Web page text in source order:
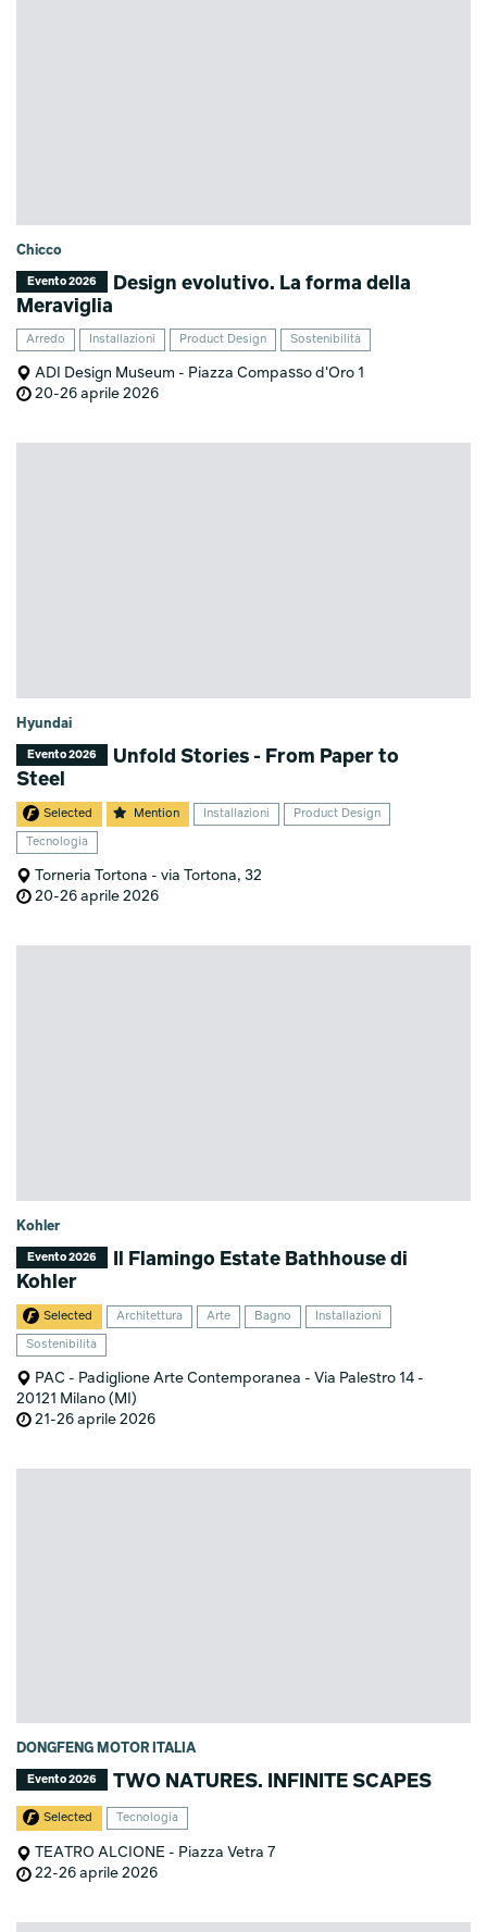
Chicco
Evento 2026
Design evolutivo. La forma della
Meraviglia
Arredo Installazioni Product Design Sostenibilità
ADI Design Museum - Piazza Compasso d'Oro 1
20-26 aprile 2026
Hyundai
Evento 2026
Unfold Stories - From Paper to
Steel
Selected Mention Installazioni Product Design
Tecnologia
Torneria Tortona - via Tortona, 32
20-26 aprile 2026
Kohler
Evento 2026
Il Flamingo Estate Bathhouse di
Kohler
Selected Architettura Arte Bagno Installazioni
Sostenibilità
PAC - Padiglione Arte Contemporanea - Via Palestro 14 -
20121 Milano (MI)
21-26 aprile 2026
DONGFENG MOTOR ITALIA
Evento 2026 TWO NATURES. INFINITE SCAPES
Selected Tecnologia
TEATRO ALCIONE - Piazza Vetra 7
22-26 aprile 2026